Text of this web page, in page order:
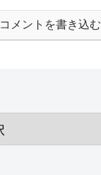
コメントを書き込む